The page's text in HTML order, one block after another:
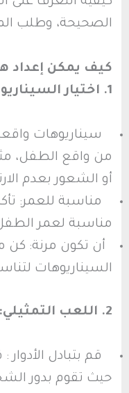
الصحيحة، وطلب
كيف يمكن إعداد
1. اختيار السيناريوهات المناسبة:
سيناريوهات
من واقع الطفل،
أو الشعور بعدم
مناسبة للعمر:
مناسبة لعمر
أن تكون مرنة: كن
السيناريوهات
2. اللعب التمثيلي:
قم بتبادل الأدوار
حيث تقوم بدور